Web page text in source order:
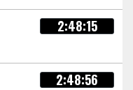
2:48:15
2:48:56